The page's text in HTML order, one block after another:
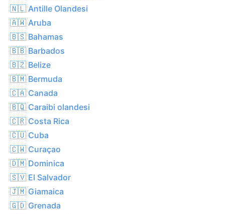
🇳🇱 Antille Olandesi
🇦🇼 Aruba
🇧🇸 Bahamas
🇧🇧 Barbados
🇧🇿 Belize
🇧🇲 Bermuda
🇨🇦 Canada
🇧🇶 Caraibi olandesi
🇨🇷 Costa Rica
🇨🇺 Cuba
🇨🇼 Curaçao
🇩🇲 Dominica
🇸🇻 El Salvador
🇯🇲 Giamaica
🇬🇩 Grenada